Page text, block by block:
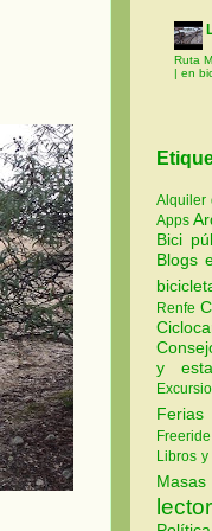
Ruta
| en
Alquiler
Apps
Bici
Blogs
Renfe
y
Freeride
Libros y